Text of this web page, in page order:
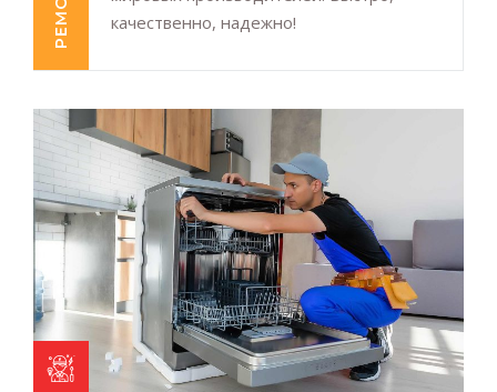
качественно, надежно!